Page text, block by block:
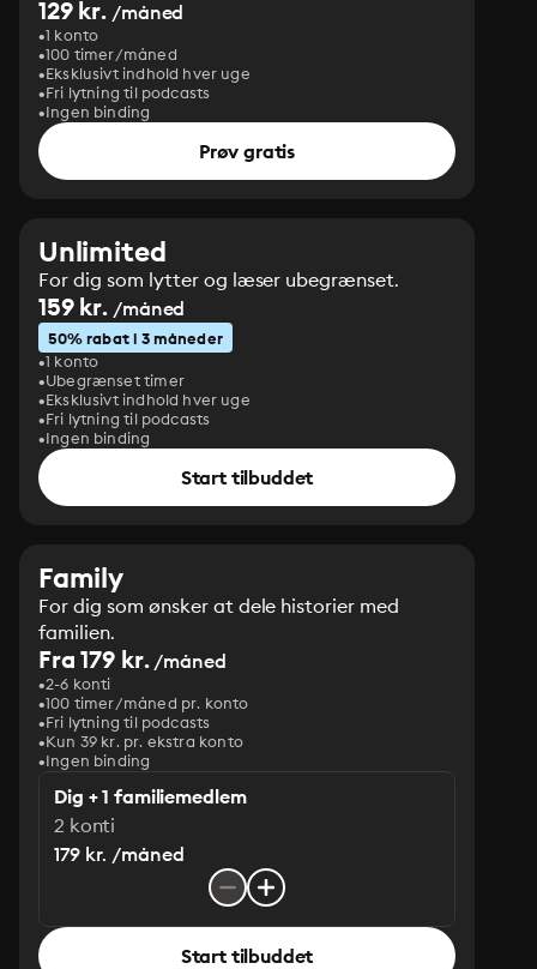
129 kr. /måned
1 konto
100 timer/måned
Eksklusivt indhold hver uge
Fri lytning til podcasts
Ingen binding
Prøv gratis
Unlimited
For dig som lytter og læser ubegrænset.
159 kr. /måned
50% rabat i 3 måneder
1 konto
Ubegrænset timer
Eksklusivt indhold hver uge
Fri lytning til podcasts
Ingen binding
Start tilbuddet
Family
For dig som ønsker at dele historier med
familien.
Fra 179 kr./måned
2-6 konti
100 timer/måned pr. konto
Fri lytning til podcasts
Kun 39 kr. pr. ekstra konto
Ingen binding
Dig + 1 familiemedlem
2 konti
179 kr. /måned
Start tilbuddet